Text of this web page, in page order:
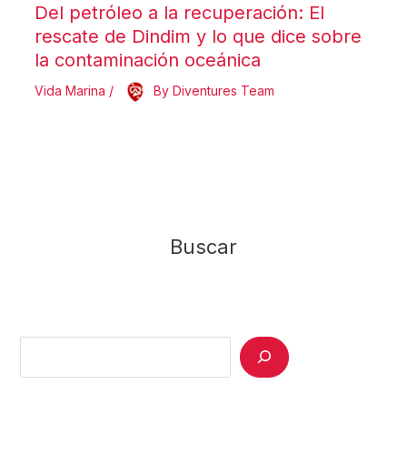
Del petróleo a la recuperación: El
rescate de Dindim y lo que dice sobre
la contaminación oceánica
Vida Marina / By Diventures Team
Buscar